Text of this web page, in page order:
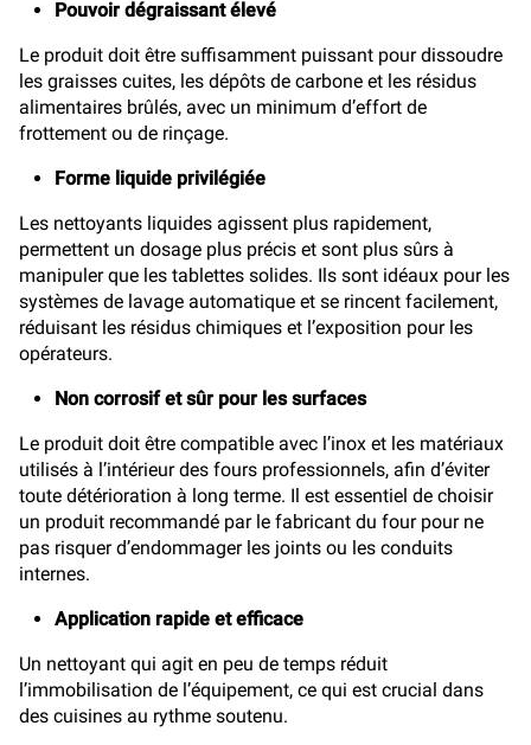
Pouvoir dégraissant élevé
Le produit doit être suffisamment puissant pour dissoudre
les graisses cuites, les dépôts de carbone et les résidus
alimentaires brûlés, avec un minimum d’effort de
frottement ou de rinçage.
Forme liquide privilégiée
Les nettoyants liquides agissent plus rapidement,
permettent un dosage plus précis et sont plus sûrs à
manipuler que les tablettes solides. Ils sont idéaux pour les
systèmes de lavage automatique et se rincent facilement,
réduisant les résidus chimiques et l’exposition pour les
opérateurs.
Non corrosif et sûr pour les surfaces
Le produit doit être compatible avec l’inox et les matériaux
utilisés à l’intérieur des fours professionnels, afin d’éviter
toute détérioration à long terme. Il est essentiel de choisir
un produit recommandé par le fabricant du four pour ne
pas risquer d’endommager les joints ou les conduits
internes.
Application rapide et efficace
Un nettoyant qui agit en peu de temps réduit
l’immobilisation de l’équipement, ce qui est crucial dans
des cuisines au rythme soutenu.